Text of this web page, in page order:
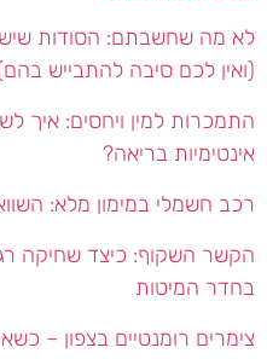
לא מה שחשבתם: הסודות
(ואין לכם סיבה להתבייש
התמכרות למין ויחסים: איך
אינטימיות בריאה?
רכב חשמלי במימון מלא:
הקשר השקוף: כיצד שחיקה
בחדר המיטות
צימרים רומנטיים בצפון –